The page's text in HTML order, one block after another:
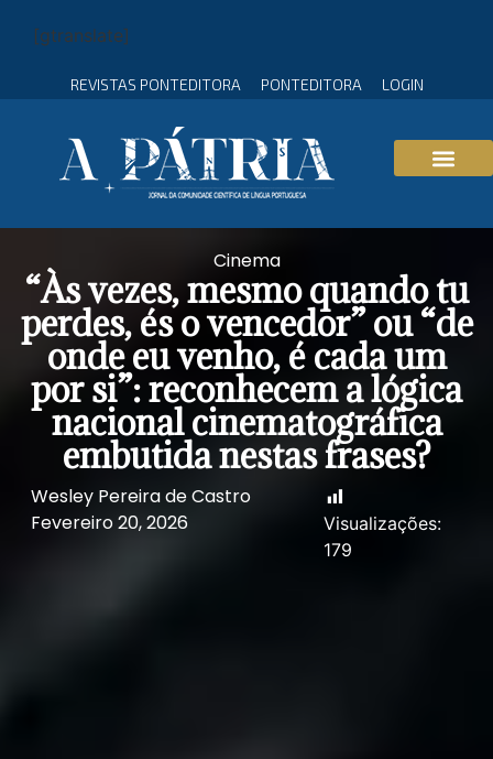
[gtranslate]
REVISTAS PONTEDITORA PONTEDITORA LOGIN
Cinema
“Às vezes, mesmo quando tu
perdes, és o vencedor” ou “de
onde eu venho, é cada um
por si”: reconhecem a lógica
nacional cinematográfica
embutida nestas frases?
Wesley Pereira de Castro
Fevereiro 20, 2026
Visualizações:
179